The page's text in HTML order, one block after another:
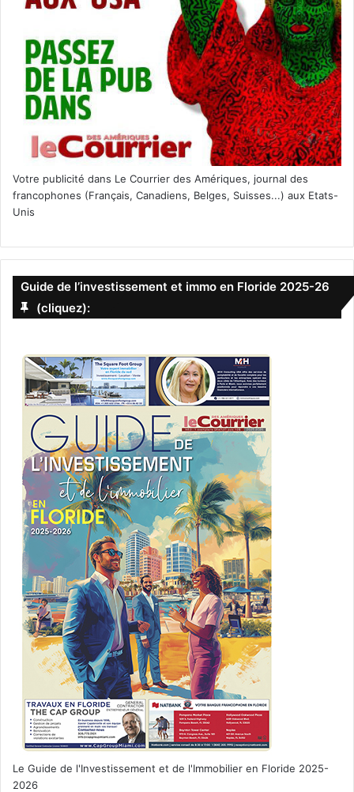
Votre publicité dans Le Courrier des Amériques, journal des
francophones (Français, Canadiens, Belges, Suisses...) aux Etats-
Unis
Guide de l’investissement et immo en Floride 2025-26
(cliquez):
Le Guide de l'Investissement et de l'Immobilier en Floride 2025-
2026